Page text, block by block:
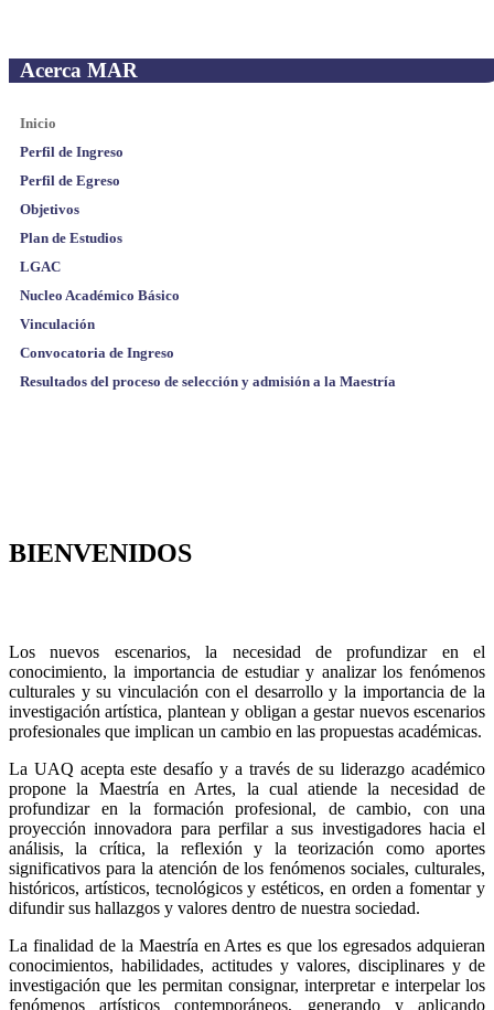
Acerca MAR
Inicio
Perfil de Ingreso
Perfil de Egreso
Objetivos
Plan de Estudios
LGAC
Nucleo Académico Básico
Vinculación
Convocatoria de Ingreso
Resultados del proceso de selección y admisión a la Maestría
BIENVENIDOS
Los nuevos escenarios, la necesidad de profundizar en el
conocimiento, la importancia de estudiar y analizar los fenómenos
culturales y su vinculación con el desarrollo y la importancia de la
investigación artística, plantean y obligan a gestar nuevos escenarios
profesionales que implican un cambio en las propuestas académicas.
La UAQ acepta este desafío y a través de su liderazgo académico
propone la Maestría en Artes, la cual atiende la necesidad de
profundizar en la formación profesional, de cambio, con una
proyección innovadora para perfilar a sus investigadores hacia el
análisis, la crítica, la reflexión y la teorización como aportes
significativos para la atención de los fenómenos sociales, culturales,
históricos, artísticos, tecnológicos y estéticos, en orden a fomentar y
difundir sus hallazgos y valores dentro de nuestra sociedad.
La finalidad de la Maestría en Artes es que los egresados adquieran
conocimientos, habilidades, actitudes y valores, disciplinares y de
investigación que les permitan consignar, interpretar e interpelar los
fenómenos artísticos contemporáneos, generando y aplicando